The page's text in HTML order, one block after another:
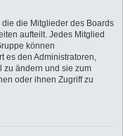
die Mitglieder des Boards
aufteilt. Jedes Mitglied
können
es den Administratoren,
zu ändern und sie zum
oder ihnen Zugriff zu